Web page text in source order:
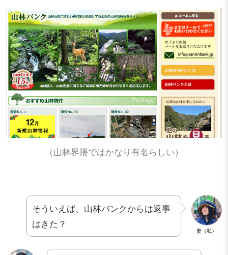
（山林界隈ではかなり有名らしい）
妻（私）
そういえば、山林バンクからは返事
はきた？